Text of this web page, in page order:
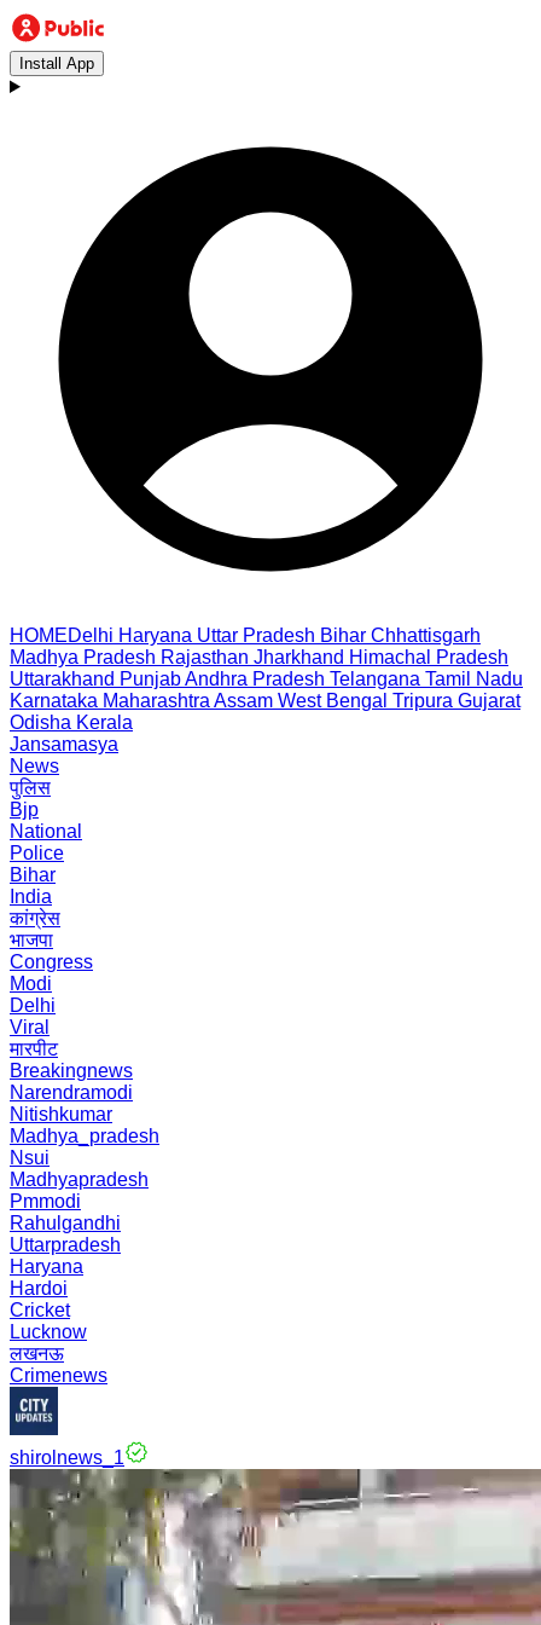
Install App
HOMEDelhi Haryana Uttar Pradesh Bihar Chhattisgarh
Madhya Pradesh Rajasthan Jharkhand Himachal Pradesh
Uttarakhand PunjabAndhra Pradesh Telangana Tamil Nadu
Karnataka Maharashtra Assam West Bengal Tripura Gujarat
Odisha Kerala
Jansamasya
News
पुलिस
Bjp
National
Police
Bihar
India
कांग्रेस
भाजपा
Congress
Modi
Delhi
Viral
मारपीट
Breakingnews
Narendramodi
Nitishkumar
Madhya_pradesh
Nsui
Madhyapradesh
Pmmodi
Rahulgandhi
Uttarpradesh
Haryana
Hardoi
Cricket
Lucknow
लखनऊ
Crimenews
shirolnews_1